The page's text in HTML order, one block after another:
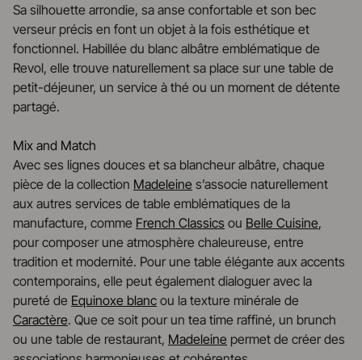
Sa silhouette arrondie, sa anse confortable et son bec
verseur précis en font un objet à la fois esthétique et
fonctionnel. Habillée du blanc albâtre emblématique de
Revol, elle trouve naturellement sa place sur une table de
petit-déjeuner, un service à thé ou un moment de détente
partagé.
Mix and Match
Avec ses lignes douces et sa blancheur albâtre, chaque
pièce de la collection Madeleine s’associe naturellement
aux autres services de table emblématiques de la
manufacture, comme French Classics ou Belle Cuisine,
pour composer une atmosphère chaleureuse, entre
tradition et modernité. Pour une table élégante aux accents
contemporains, elle peut également dialoguer avec la
pureté de Equinoxe blanc ou la texture minérale de
Caractère. Que ce soit pour un tea time raffiné, un brunch
ou une table de restaurant, Madeleine permet de créer des